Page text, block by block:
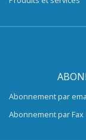
Abonnement par
Abonnement par Fax